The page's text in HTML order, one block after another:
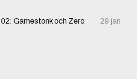
Gamestonk och Zero
29 jan